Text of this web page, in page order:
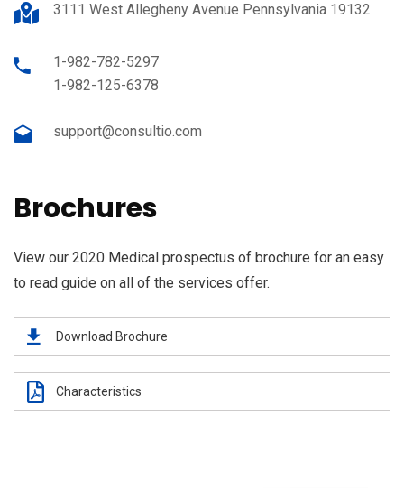
3111 West Allegheny Avenue Pennsylvania 19132
1-982-782-5297
1-982-125-6378
support@consultio.com
Brochures
View our 2020 Medical prospectus of brochure for an easy
to read guide on all of the services offer.
Download Brochure
Characteristics